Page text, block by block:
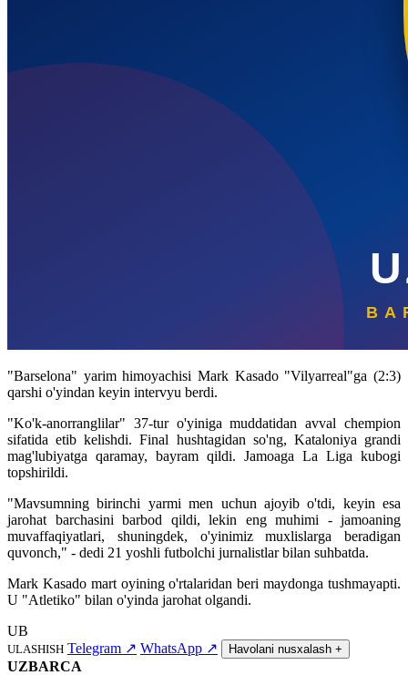
"Barselona" yarim himoyachisi Mark Kasado "Vilyarreal"ga (2:3)
qarshi o'yindan keyin intervyu berdi.
"Ko'k-anorranglilar" 37-tur o'yiniga muddatidan avval chempion
sifatida etib kelishdi. Final hushtagidan so'ng, Kataloniya grandi
mag'lubiyatga qaramay, bayram qildi. Jamoaga La Liga kubogi
topshirildi.
"Mavsumning birinchi yarmi men uchun ajoyib o'tdi, keyin esa
jarohat barchasini barbod qildi, lekin eng muhimi - jamoaning
muvaffaqiyatlari, shuningdek, o'yinimiz muxlislarga beradigan
quvonch," - dedi 21 yoshli futbolchi jurnalistlar bilan suhbatda.
Mark Kasado mart oyining o'rtalaridan beri maydonga tushmayapti.
U "Atletiko" bilan o'yinda jarohat olgandi.
UB
ULASHISH Telegram ↗ WhatsApp ↗ Havolani nusxalash +
UZBARCA